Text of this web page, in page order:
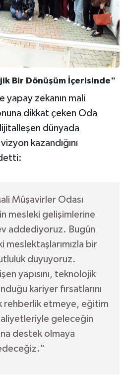
Bir Dönüşüm İçerisinde"
yapay zekanın mali
dikkat çeken Oda
dünyada
kazandığını
Müşavirler Odası
mesleki gelişimlerine
addediyoruz. Bugün
meslektaşlarımızla bir
duyuyoruz.
yapısını, teknolojik
kariyer fırsatlarını
rehberlik etmeye, eğitim
geleceğin
destek olmaya